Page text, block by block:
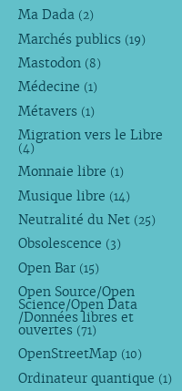
Ma Dada (2)
Marchés publics (19)
Mastodon (8)
Médecine (1)
Métavers (1)
Migration vers le Libre
(4)
Monnaie libre (1)
Musique libre (14)
Neutralité du Net (25)
Obsolescence (3)
Open Bar (15)
Open Source/Open
Science/Open Data
/Données libres et
ouvertes (71)
OpenStreetMap (10)
Ordinateur quantique (1)